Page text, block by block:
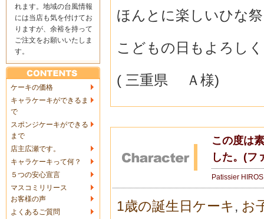
れます。地域の台風情報
には当店も気を付けてお
りますが、余裕を持って
ご注文をお願いいたしま
す。
ケーキの価格
キャラケーキができるま
で
スポンジケーキができる
まで
店主広瀬です。
キャラケーキって何？
５つの安心宣言
マスコミリリース
お客様の声
よくあるご質問
ほんとに楽しいひな
こどもの日もよろし
( 三重県 Ａ様)
この度は
した。(フ
Patissier
1歳の誕生日ケーキ , お